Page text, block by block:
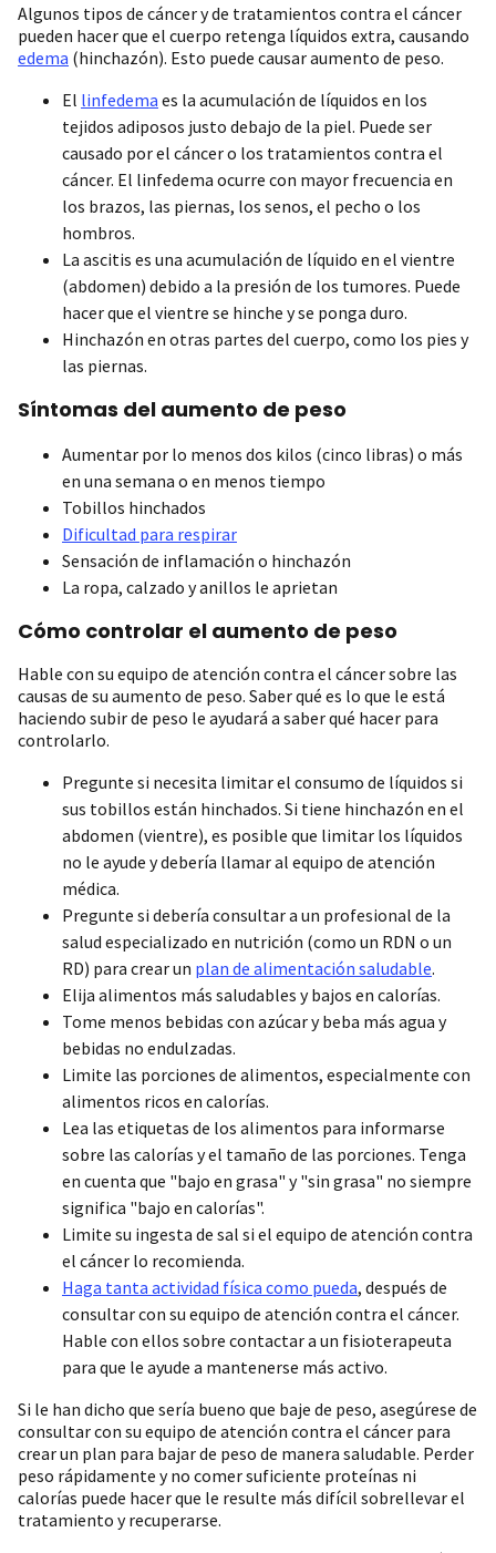
Algunos tipos de cáncer y de tratamientos contra el cáncer
pueden hacer que el cuerpo retenga líquidos extra, causando
edema (hinchazón). Esto puede causar aumento de peso.
El linfedema es la acumulación de líquidos en los
tejidos adiposos justo debajo de la piel. Puede ser
causado por el cáncer o los tratamientos contra el
cáncer. El linfedema ocurre con mayor frecuencia en
los brazos, las piernas, los senos, el pecho o los
hombros.
La ascitis es una acumulación de líquido en el vientre
(abdomen) debido a la presión de los tumores. Puede
hacer que el vientre se hinche y se ponga duro.
Hinchazón en otras partes del cuerpo, como los pies y
las piernas.
Síntomas del aumento de peso
Aumentar por lo menos dos kilos (cinco libras) o más
en una semana o en menos tiempo
Tobillos hinchados
Dificultad para respirar
Sensación de inflamación o hinchazón
La ropa, calzado y anillos le aprietan
Cómo controlar el aumento de peso
Hable con su equipo de atención contra el cáncer sobre las
causas de su aumento de peso. Saber qué es lo que le está
haciendo subir de peso le ayudará a saber qué hacer para
controlarlo.
Pregunte si necesita limitar el consumo de líquidos si
sus tobillos están hinchados. Si tiene hinchazón en el
abdomen (vientre), es posible que limitar los líquidos
no le ayude y debería llamar al equipo de atención
médica.
Pregunte si debería consultar a un profesional de la
salud especializado en nutrición (como un RDN o un
RD) para crear un plan de alimentación saludable.
Elija alimentos más saludables y bajos en calorías.
Tome menos bebidas con azúcar y beba más agua y
bebidas no endulzadas.
Limite las porciones de alimentos, especialmente con
alimentos ricos en calorías.
Lea las etiquetas de los alimentos para informarse
sobre las calorías y el tamaño de las porciones. Tenga
en cuenta que "bajo en grasa" y "sin grasa" no siempre
significa "bajo en calorías".
Limite su ingesta de sal si el equipo de atención contra
el cáncer lo recomienda.
Haga tanta actividad física como pueda, después de
consultar con su equipo de atención contra el cáncer.
Hable con ellos sobre contactar a un fisioterapeuta
para que le ayude a mantenerse más activo.
Si le han dicho que sería bueno que baje de peso, asegúrese de
consultar con su equipo de atención contra el cáncer para
crear un plan para bajar de peso de manera saludable. Perder
peso rápidamente y no comer suficiente proteínas ni
calorías puede hacer que le resulte más difícil sobrellevar el
tratamiento y recuperarse.